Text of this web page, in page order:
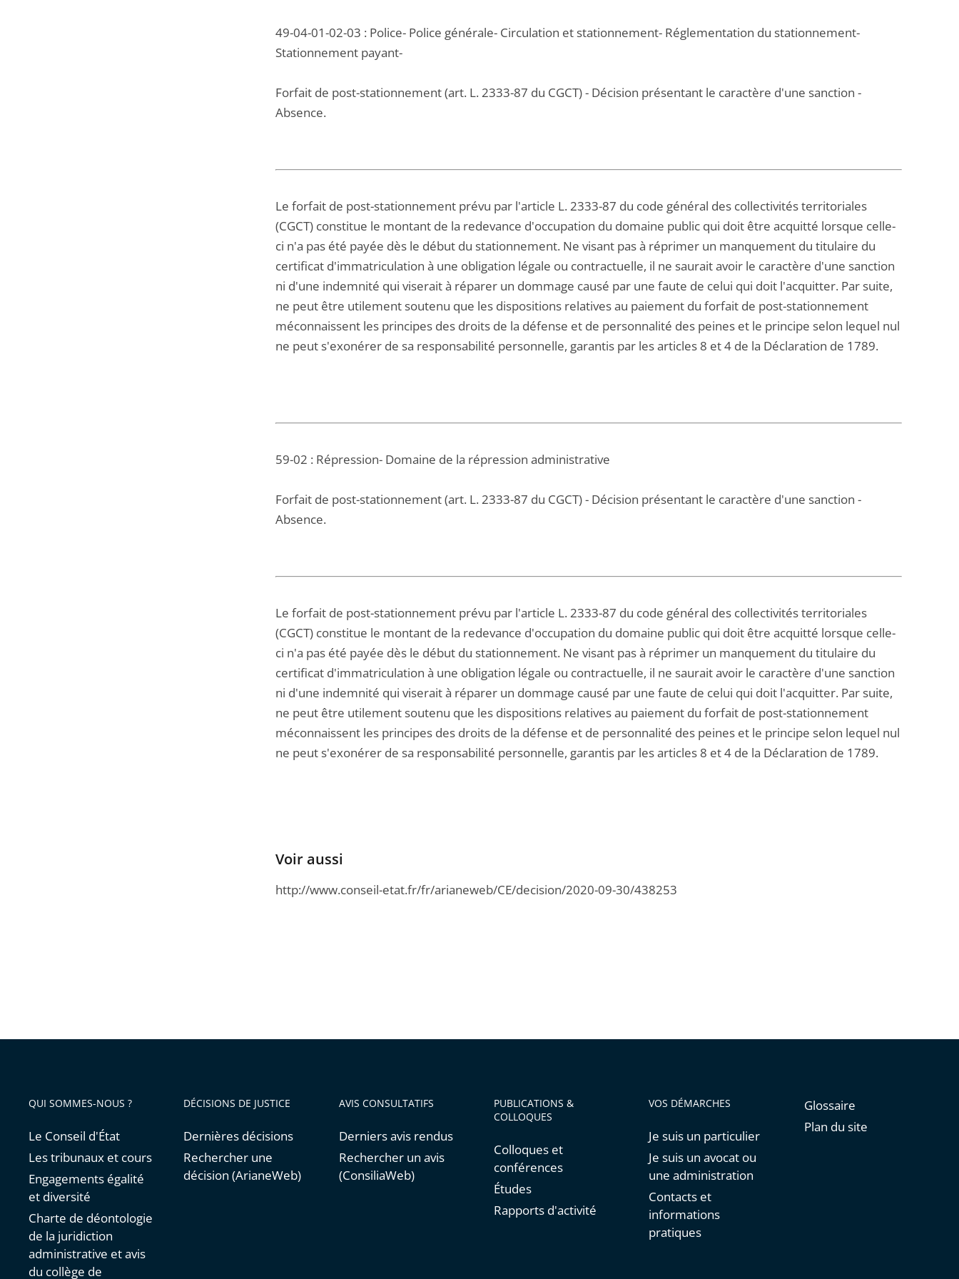
49-04-01-02-03 : Police- Police générale- Circulation et stationnement- Réglementation du stationnement-
Stationnement payant-
Forfait de post-stationnement (art. L. 2333-87 du CGCT) - Décision présentant le caractère d'une sanction -
Absence.
Le forfait de post-stationnement prévu par l'article L. 2333-87 du code général des collectivités territoriales
(CGCT) constitue le montant de la redevance d'occupation du domaine public qui doit être acquitté lorsque celle-
ci n'a pas été payée dès le début du stationnement. Ne visant pas à réprimer un manquement du titulaire du
certificat d'immatriculation à une obligation légale ou contractuelle, il ne saurait avoir le caractère d'une sanction
ni d'une indemnité qui viserait à réparer un dommage causé par une faute de celui qui doit l'acquitter. Par suite,
ne peut être utilement soutenu que les dispositions relatives au paiement du forfait de post-stationnement
méconnaissent les principes des droits de la défense et de personnalité des peines et le principe selon lequel nul
ne peut s'exonérer de sa responsabilité personnelle, garantis par les articles 8 et 4 de la Déclaration de 1789.
59-02 : Répression- Domaine de la répression administrative
Forfait de post-stationnement (art. L. 2333-87 du CGCT) - Décision présentant le caractère d'une sanction -
Absence.
Le forfait de post-stationnement prévu par l'article L. 2333-87 du code général des collectivités territoriales
(CGCT) constitue le montant de la redevance d'occupation du domaine public qui doit être acquitté lorsque celle-
ci n'a pas été payée dès le début du stationnement. Ne visant pas à réprimer un manquement du titulaire du
certificat d'immatriculation à une obligation légale ou contractuelle, il ne saurait avoir le caractère d'une sanction
ni d'une indemnité qui viserait à réparer un dommage causé par une faute de celui qui doit l'acquitter. Par suite,
ne peut être utilement soutenu que les dispositions relatives au paiement du forfait de post-stationnement
méconnaissent les principes des droits de la défense et de personnalité des peines et le principe selon lequel nul
ne peut s'exonérer de sa responsabilité personnelle, garantis par les articles 8 et 4 de la Déclaration de 1789.
Voir aussi
http://www.conseil-etat.fr/fr/arianeweb/CE/decision/2020-09-30/438253
QUI SOMMES-NOUS ?
Le Conseil d'État
Les tribunaux et cours
Engagements égalité
et diversité
Charte de déontologie
de la juridiction
administrative et avis
du collège de
DÉCISIONS DE JUSTICE
Dernières décisions
Rechercher une
décision (ArianeWeb)
AVIS CONSULTATIFS
Derniers avis rendus
Rechercher un avis
(ConsiliaWeb)
PUBLICATIONS &
COLLOQUES
Colloques et
conférences
Études
Rapports d'activité
VOS DÉMARCHES
Je suis un particulier
Je suis un avocat ou
une administration
Contacts et
informations
pratiques
Glossaire
Plan du site